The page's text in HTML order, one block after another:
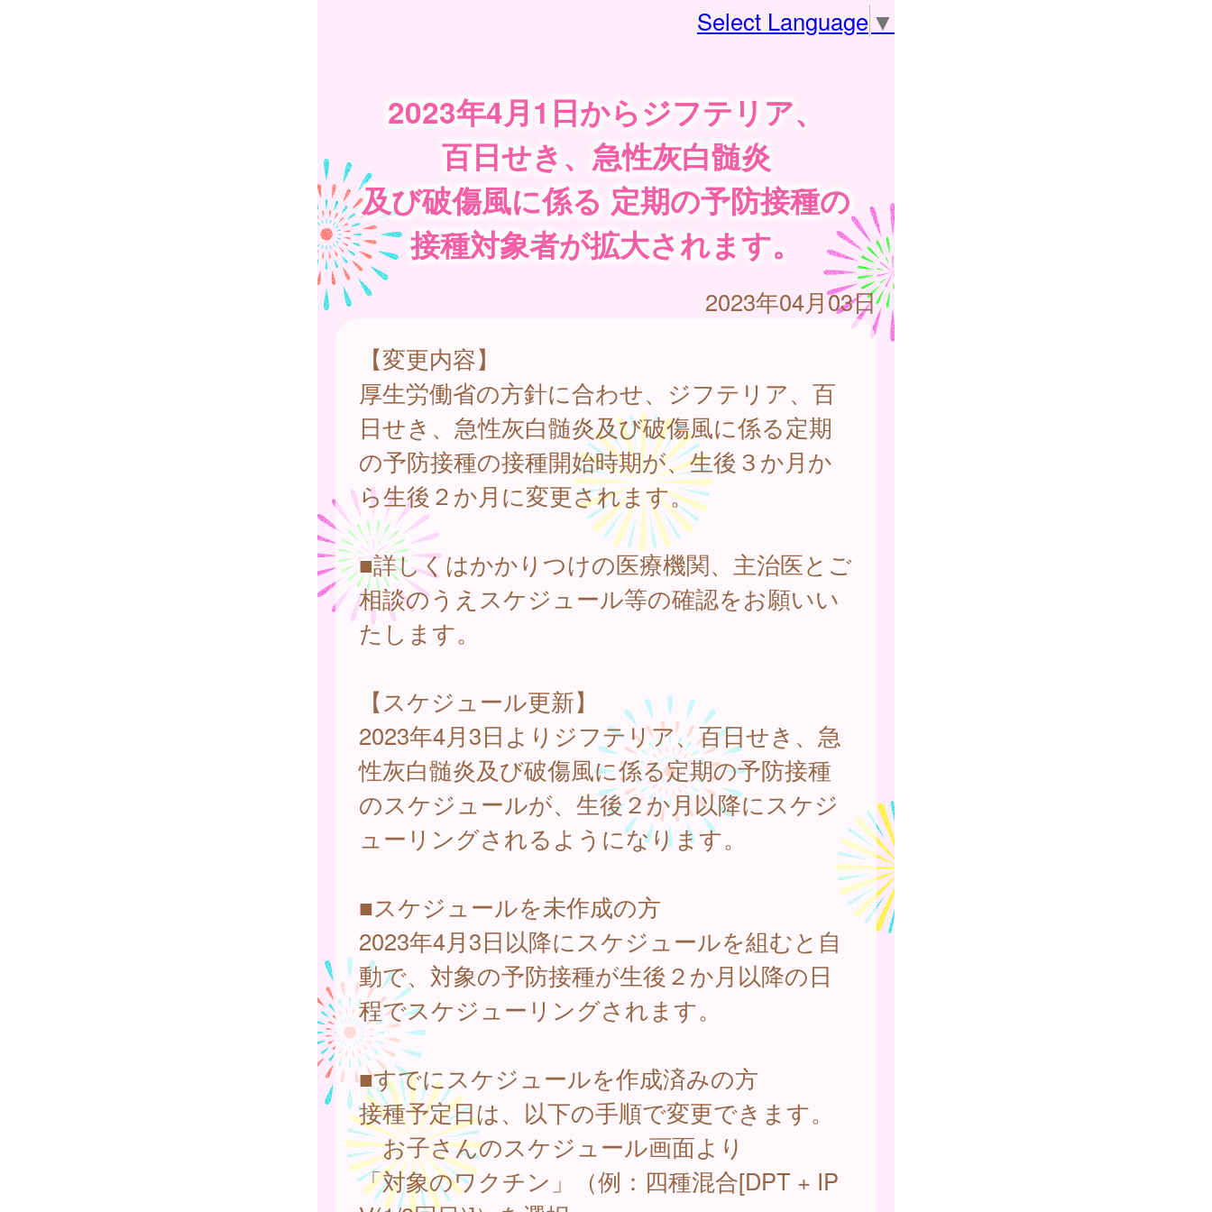
Select Language ▼
2023年4月1日からジフテリア、
百日せき、急性灰白髄炎
及び破傷風に係る 定期の予防接種の
接種対象者が拡大されます。
2023年04月03日
【変更内容】
厚生労働省の方針に合わせ、ジフテリア、百
日せき、急性灰白髄炎及び破傷風に係る定期
の予防接種の接種開始時期が、生後３か月か
ら生後２か月に変更されます。
■詳しくはかかりつけの医療機関、主治医とご
相談のうえスケジュール等の確認をお願いい
たします。
【スケジュール更新】
2023年4月3日よりジフテリア、百日せき、急
性灰白髄炎及び破傷風に係る定期の予防接種
のスケジュールが、生後２か月以降にスケジ
ューリングされるようになります。
■スケジュールを未作成の方
2023年4月3日以降にスケジュールを組むと自
動で、対象の予防接種が生後２か月以降の日
程でスケジューリングされます。
■すでにスケジュールを作成済みの方
接種予定日は、以下の手順で変更できます。
お子さんのスケジュール画面より
「対象のワクチン」（例：四種混合[DPT + IP